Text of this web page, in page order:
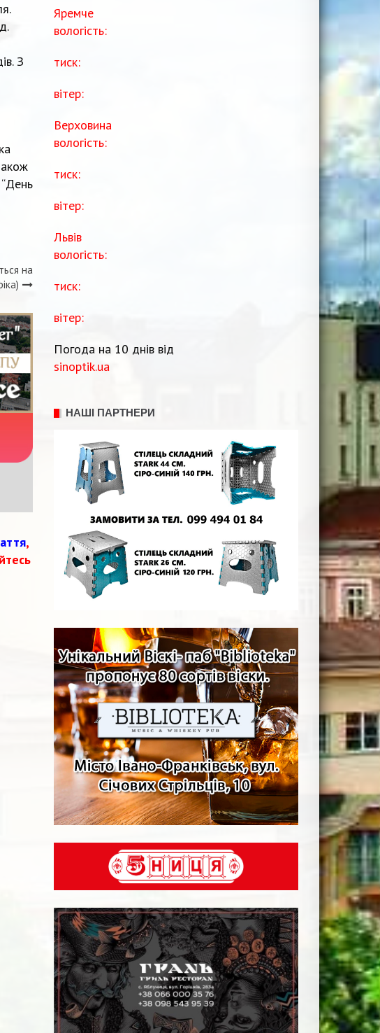
З
на
,
Яремче
вологість:
тиск:
вітер:
Верховина
вологість:
тиск:
вітер:
Львів
вологість:
тиск:
вітер:
Погода на 10 днів від
sinoptik.ua
НАШІ ПАРТНЕРИ